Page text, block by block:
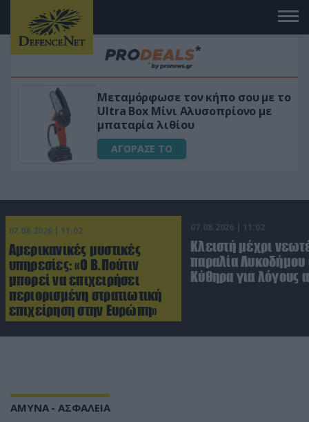
σου με το
με
«Μαγική» φόρμουλα
για αύξηση της λίμπιντο
ΑΓΟΡΑΣΕ ΤΟ
07.08.2026 | 11:02
Αμερικανικές μυστικές
υπηρεσίες: «Ο Β.Πούτιν
μπορεί να επιχειρήσει
περιορισμένη στρατιωτική
επιχείρηση στην Ευρώπη»
07.08.2026 | 11:02
Κλειστή μέχρι
παραλία Λυκοδήμου
Κύθηρα για λόγους
ΑΜΥΝΑ - ΑΣΦΑΛΕΙΑ